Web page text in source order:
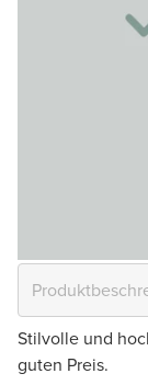
Stilvolle und
guten Preis.